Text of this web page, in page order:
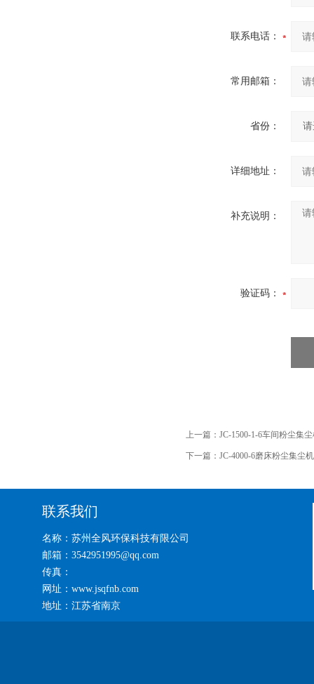
联系电话：
常用邮箱：
省份：
详细地址：
补充说明：
验证码：
上一篇： JC-1500-1-6车间粉尘集
下一篇： JC-4000-6磨床粉尘集尘机
联系我们
名称：苏州全风环保科技有限公司
邮箱：3542951995@qq.com
传真：
网址：www.jsqfnb.com
地址：江苏省南京